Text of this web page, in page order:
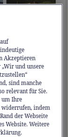
Akzeptieren
und unsere
sind manche
relevant für Sie.
um Ihre
widerrufen, indem
der Webseite
Website. Weitere